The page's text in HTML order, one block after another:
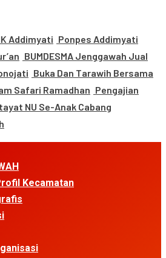
Addimyati Ponpes Addimyati
BUMDESMA Jenggawah Jual
Buka Dan Tarawih Bersama
Safari Ramadhan Pengajian
NU Se-Anak Cabang
Kecamatan